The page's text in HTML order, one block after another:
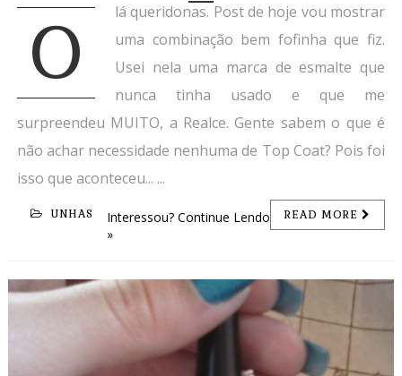
O
lá queridonas. Post de hoje vou mostrar
uma combinação bem fofinha que fiz.
Usei nela uma marca de esmalte que
nunca tinha usado e que me
surpreendeu MUITO, a Realce. Gente sabem o que é
não achar necessidade nenhuma de Top Coat? Pois foi
isso que aconteceu... ...
UNHAS READ MORE
Interessou? Continue Lendo
»